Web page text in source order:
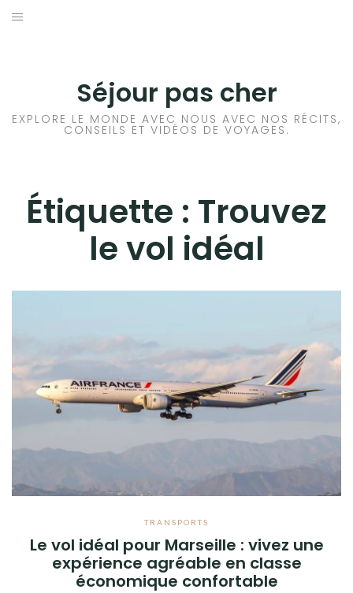
Aller
Séjour pas cher
EXPLORE LE MONDE AVEC NOUS AVEC NOS RÉCITS,
CONSEILS ET VIDÉOS DE VOYAGES.
Étiquette : Trouvez
le vol idéal
TRANSPORTS
Le vol idéal pour Marseille : vivez une
expérience agréable en classe
économique confortable
HÔTEL
RANDONNÉE
TRANSPORTS